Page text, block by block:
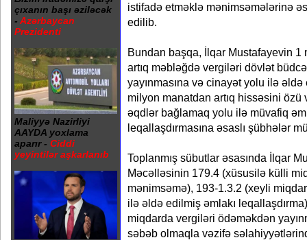
çıxanın başı əziləcək
- Azərbaycan
Prezidenti
Maliyyə Nazirliyi
AAYDA yoxlama
aparır - Ciddi
yeyintilər aşkarlanıb
istifadə etməklə mənimsəmələrinə
edilib.
Bundan başqa, İlqar Mustafayevin 1
artıq məbləğdə vergiləri dövlət
yayınmasına və cinayət yolu ilə
milyon manatdan artıq hissəsini özü
əqdlər bağlamaq yolu ilə müvafiq
leqallaşdırmasına əsaslı şübhələr
Toplanmış sübutlar əsasında İlqar
Məcəlləsinin 179.4 (xüsusilə külli
mənimsəmə), 193-1.3.2 (xeyli
ilə əldə edilmiş əmlakı
miqdarda vergiləri ödəməkdən
səbəb olmaqla vəzifə